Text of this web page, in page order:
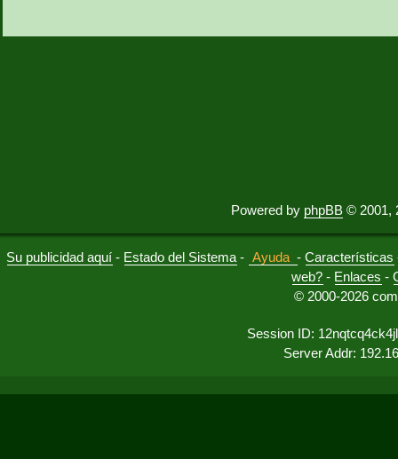
Powered by phpBB © 2001,
Su publicidad aquí - Estado del Sistema - Ayuda -Características
web? - Enlaces -
© 2000-2026
Session ID:
Server Addr: